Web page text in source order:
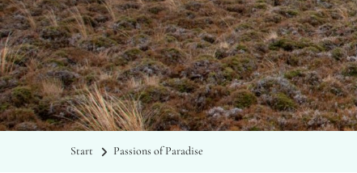
Start Passions of Paradise